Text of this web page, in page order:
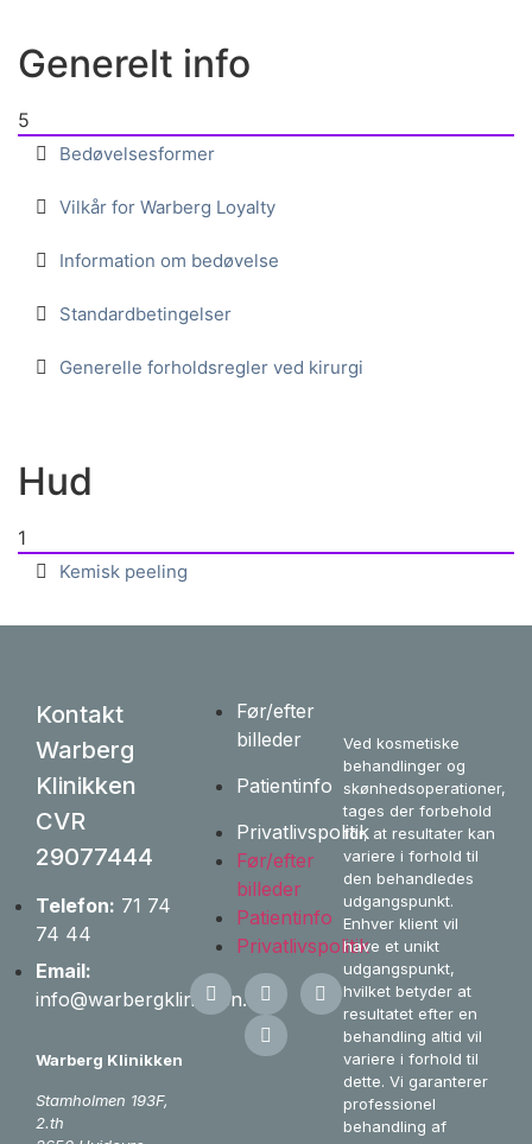
Generelt info
5
Bedøvelsesformer
Vilkår for Warberg Loyalty
Information om bedøvelse
Standardbetingelser
Generelle forholdsregler ved kirurgi
Hud
1
Kemisk peeling
Kontakt
Warberg
Klinikken
CVR
29077444
Telefon: 71 74
74 44
Email:
info@warbergklinikken.dk
Warberg Klinikken
Stamholmen 193F,
2.th
Før/efter
billeder
Patientinfo
Privatlivspolitik
Før/efter
billeder
Patientinfo
Privatlivspolitik
Ved kosmetiske
behandlinger og
skønhedsoperationer,
tages der forbehold
for, at resultater kan
variere i forhold til
den behandledes
udgangspunkt.
Enhver klient vil
have et unikt
udgangspunkt,
hvilket betyder at
resultatet efter en
behandling altid vil
variere i forhold til
dette. Vi garanterer
professionel
behandling af